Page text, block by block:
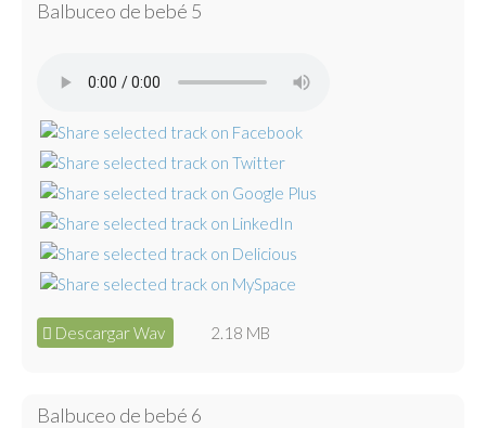
Balbuceo de bebé 5
Descargar Wav 2.18 MB
Balbuceo de bebé 6